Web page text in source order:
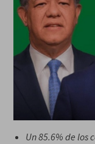
Un 85.6% de los